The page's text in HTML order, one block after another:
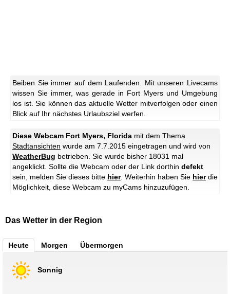
Beiben Sie immer auf dem Laufenden: Mit unseren Livecams
wissen Sie immer, was gerade in Fort Myers und Umgebung
los ist. Sie können das aktuelle Wetter mitverfolgen oder einen
Blick auf Ihr nächstes Urlaubsziel werfen.
Diese Webcam Fort Myers, Florida mit dem Thema
Stadtansichten wurde am 7.7.2015 eingetragen und wird von
WeatherBug betrieben. Sie wurde bisher 18031 mal
angeklickt. Sollte die Webcam oder der Link dorthin defekt
sein, melden Sie dieses bitte hier. Weiterhin haben Sie hierdie
Möglichkeit, diese Webcam zu myCams hinzuzufügen.
Das Wetter in der Region
Heute Morgen Übermorgen
Sonnig